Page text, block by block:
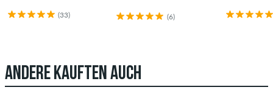
(33) (6)
ANDERE KAUFTEN AUCH